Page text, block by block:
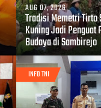
AUG 07, 2026
Tradisi Memetri Tirto
Kuning Jadi
Budaya di Sambirejo
INFO TNI